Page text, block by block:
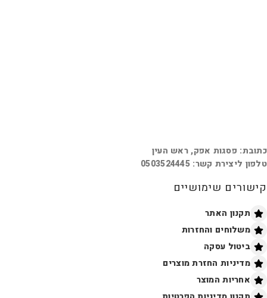
כתובת: פסגות אפק, ראש העין
טלפון ליצירת קשר: 0503524445
קישורים שימושיים
תקנון האתר
משלוחים והחזרות
ביטול עסקה
מדיניות החזרת מוצרים
אחריות המוצר